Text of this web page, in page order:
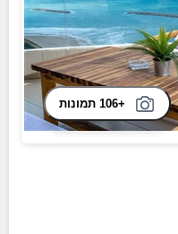
+106 תמונות